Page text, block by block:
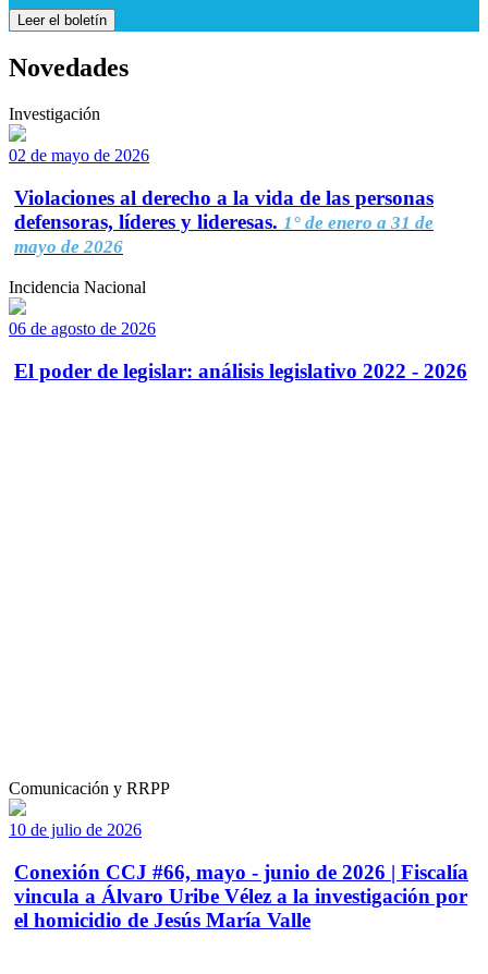
Leer el boletín
Novedades
Investigación
02 de mayo de 2026
Violaciones al derecho a la vida de las personas
defensoras, líderes y lideresas. 1° de enero a 31 de
mayo de 2026
Incidencia Nacional
06 de agosto de 2026
El poder de legislar: análisis legislativo 2022 - 2026
Comunicación y RRPP
10 de julio de 2026
Conexión CCJ #66, mayo - junio de 2026 | Fiscalía
vincula a Álvaro Uribe Vélez a la investigación por
el homicidio de Jesús María Valle